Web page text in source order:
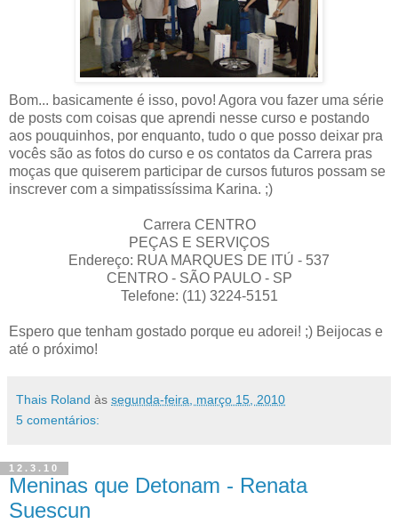
Bom... basicamente é isso, povo! Agora vou fazer uma série
de posts com coisas que aprendi nesse curso e postando
aos pouquinhos, por enquanto, tudo o que posso deixar pra
vocês são as fotos do curso e os contatos da Carrera pras
moças que quiserem participar de cursos futuros possam se
inscrever com a simpatissíssima Karina. ;)
Carrera CENTRO
PEÇAS E SERVIÇOS
Endereço: RUA MARQUES DE ITÚ - 537
CENTRO - SÃO PAULO - SP
Telefone: (11) 3224-5151
Espero que tenham gostado porque eu adorei! ;) Beijocas e
até o próximo!
Thais Roland às segunda-feira, março 15, 2010
5 comentários:
12.3.10
Meninas que Detonam - Renata
Suescun